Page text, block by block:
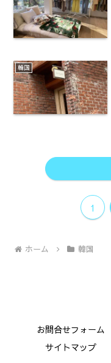
韓国
1
ホーム 韓国
お問合せフォーム
サイトマップ